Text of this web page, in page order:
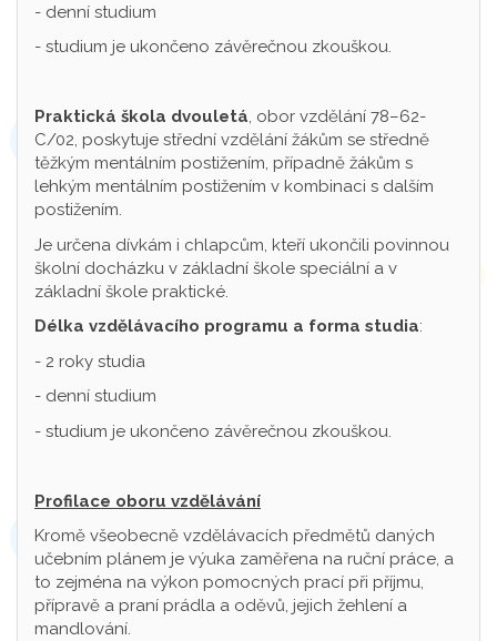
- denní studium
- studium je ukončeno závěrečnou zkouškou.
Praktická škola dvouletá, obor vzdělání 78–62-
C/02, poskytuje střední vzdělání žákům se středně
těžkým mentálním postižením, případně žákům s
lehkým mentálním postižením v kombinaci s dalším
postižením.
Je určena dívkám i chlapcům, kteří ukončili povinnou
školní docházku v základní škole speciální a v
základní škole praktické.
Délka vzdělávacího programu a forma studia:
- 2 roky studia
- denní studium
- studium je ukončeno závěrečnou zkouškou.
Profilace oboru vzdělávání
Kromě všeobecně vzdělávacích předmětů daných
učebním plánem je výuka zaměřena na ruční práce, a
to zejména na výkon pomocných prací při příjmu,
přípravě a praní prádla a oděvů, jejich žehlení a
mandlování.